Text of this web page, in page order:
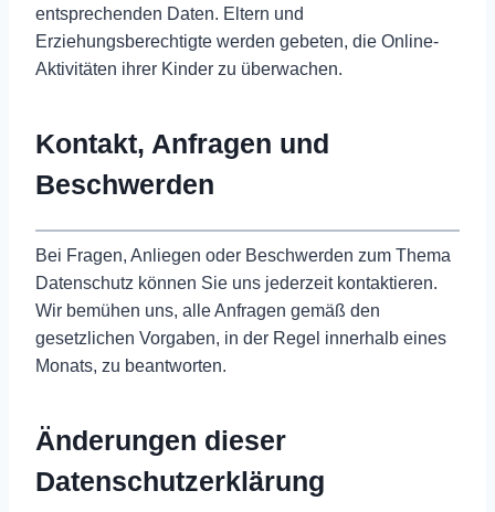
entsprechenden Daten. Eltern und
Erziehungsberechtigte werden gebeten, die Online-
Aktivitäten ihrer Kinder zu überwachen.
Kontakt, Anfragen und
Beschwerden
Bei Fragen, Anliegen oder Beschwerden zum Thema
Datenschutz können Sie uns jederzeit kontaktieren.
Wir bemühen uns, alle Anfragen gemäß den
gesetzlichen Vorgaben, in der Regel innerhalb eines
Monats, zu beantworten.
Änderungen dieser
Datenschutzerklärung